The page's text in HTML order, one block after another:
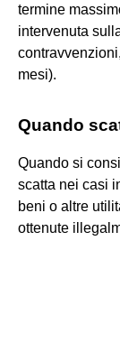
termine
intervenuta
mesi).
Quando
Quando si
scatta nei casi
beni o altre
ottenute